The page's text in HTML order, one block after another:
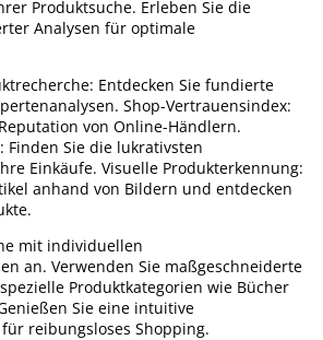
Produktsuche. Erleben Sie die
Analysen für optimale
Entdecken Sie fundierte
Shop-Vertrauensindex:
von Online-Händlern.
Finden Sie die lukrativsten
Einkäufe. Visuelle Produkterkennung:
anhand von Bildern und entdecken
mit individuellen
an. Verwenden Sie maßgeschneiderte
Produktkategorien wie Bücher
Sie eine intuitive
reibungsloses Shopping.